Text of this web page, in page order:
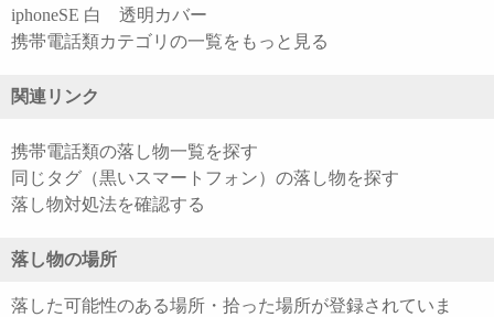
iphoneSE 白 透明カバー
携帯電話類カテゴリの一覧をもっと見る
関連リンク
携帯電話類の落し物一覧を探す
同じタグ（黒いスマートフォン）の落し物を探す
落し物対処法を確認する
落し物の場所
落した可能性のある場所・拾った場所が登録されていま